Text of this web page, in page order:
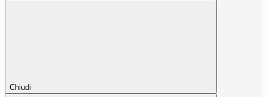
Chiudi